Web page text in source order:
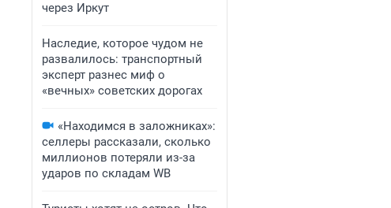
через Иркут
Наследие, которое чудом не
развалилось: транспортный
эксперт разнес миф о
«вечных» советских дорогах
«Находимся в заложниках»:
селлеры рассказали, сколько
миллионов потеряли из-за
ударов по складам WB